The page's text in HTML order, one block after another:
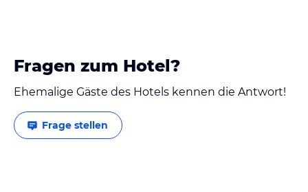
Fragen zum Hotel?
Ehemalige Gäste des Hotels kennen die Antwort!
Frage stellen